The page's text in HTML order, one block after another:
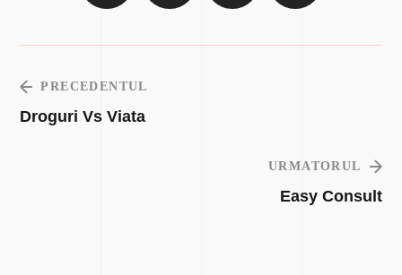
PRECEDENTUL
Droguri Vs Viata
URMATORUL
Easy Consult